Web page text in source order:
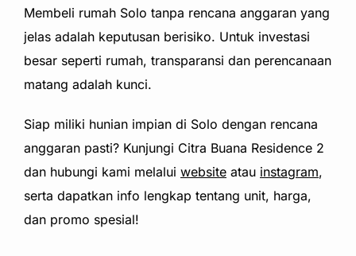
Membeli rumah Solo tanpa rencana anggaran yang
jelas adalah keputusan berisiko. Untuk investasi
besar seperti rumah, transparansi dan perencanaan
matang adalah kunci.
Siap miliki hunian impian di Solo dengan rencana
anggaran pasti? Kunjungi Citra Buana Residence 2
dan hubungi kami melalui website atau instagram,
serta dapatkan info lengkap tentang unit, harga,
dan promo spesial!